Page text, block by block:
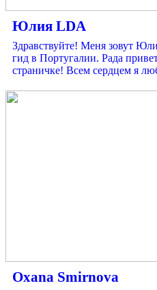
Юлия LDA
Здравствуйте! Меня зовут
гид в Португалии. Рада
страничке! Всем сердцем я
Oxana Smirnova